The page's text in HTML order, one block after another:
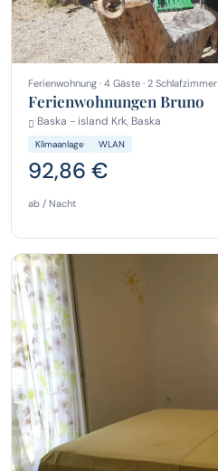
Ferienwohnung · 4 Gäste · 2 Schlafzimmer
Ferienwohnungen Bruno
Baska - island Krk, Baska
Klimaanlage WLAN
92,86 €
ab / Nacht